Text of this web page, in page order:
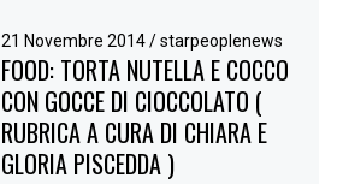
21 Novembre 2014/ starpeoplenews
FOOD: TORTA NUTELLA E COCCO
CON GOCCE DI CIOCCOLATO (
RUBRICA A CURA DI CHIARA E
GLORIA PISCEDDA )